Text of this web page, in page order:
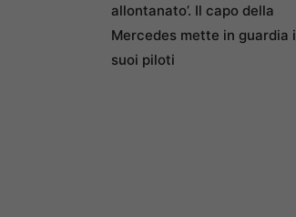
allontanato’. Il capo della
Mercedes mette in guardia i
suoi piloti